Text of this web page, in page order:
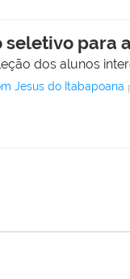
seletivo para
dos alunos
Jesus do Itabapoana